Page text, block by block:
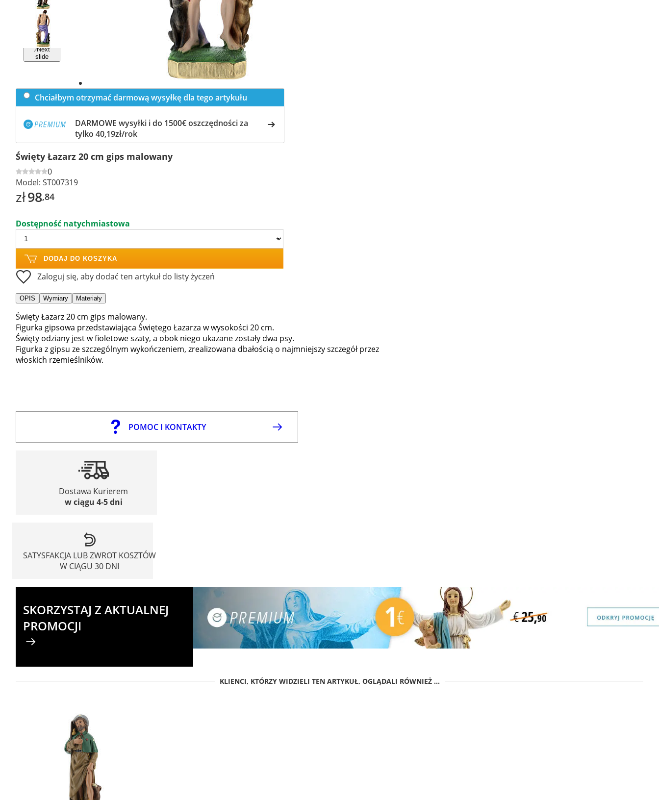
Previous
slide
Next
slide
Chciałbym otrzymać darmową wysyłkę dla tego artykułu
DARMOWE wysyłki i do 1500€ oszczędności za
tylko 40,19zł/rok
Święty Łazarz 20 cm gips malowany
0
Model: ST007319
zł98,84
Dostępność natychmiastowa
DODAJ DO KOSZYKA
Zaloguj się, aby dodać ten artykuł do listy życzeń
OPIS Wymiary Materiały
Święty Łazarz 20 cm gips malowany.
Figurka gipsowa przedstawiająca Świętego Łazarza w wysokości 20 cm.
Święty odziany jest w fioletowe szaty, a obok niego ukazane zostały dwa psy.
Figurka z gipsu ze szczególnym wykończeniem, zrealizowana dbałością o najmniejszy szczegół przez
włoskich rzemieślników.
POMOC I KONTAKTY
Dostawa Kurierem
w ciągu 4-5 dni
SATYSFAKCJA LUB ZWROT KOSZTÓW
W CIĄGU 30 DNI
SKORZYSTAJ Z AKTUALNEJ
PROMOCJI
KLIENCI, KTÓRZY WIDZIELI TEN ARTYKUŁ, OGLĄDALI RÓWNIEŻ ...